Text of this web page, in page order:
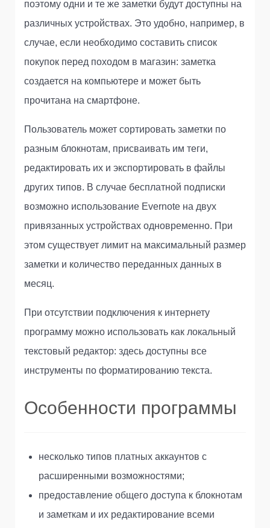
поэтому одни и те же заметки будут доступны на
различных устройствах. Это удобно, например, в
случае, если необходимо составить список
покупок перед походом в магазин: заметка
создается на компьютере и может быть
прочитана на смартфоне.
Пользователь может сортировать заметки по
разным блокнотам, присваивать им теги,
редактировать их и экспортировать в файлы
других типов. В случае бесплатной подписки
возможно использование Evernote на двух
привязанных устройствах одновременно. При
этом существует лимит на максимальный размер
заметки и количество переданных данных в
месяц.
При отсутствии подключения к интернету
программу можно использовать как локальный
текстовый редактор: здесь доступны все
инструменты по форматированию текста.
Особенности программы
несколько типов платных аккаунтов с
расширенными возможностями;
предоставление общего доступа к блокнотам
и заметкам и их редактирование всеми